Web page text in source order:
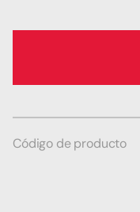
Código de producto